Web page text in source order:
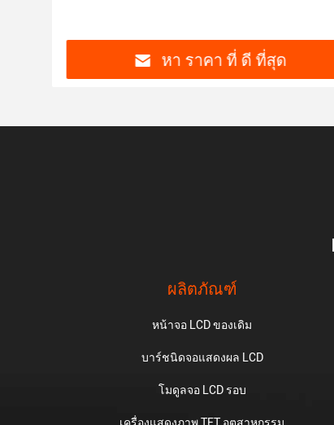
หา ราคา ที่ ดี ที่สุด
ผลิตภัณฑ์
หน้าจอ LCD ของเดิม
บาร์ชนิดจอแสดงผล LCD
โมดูลจอ LCD รอบ